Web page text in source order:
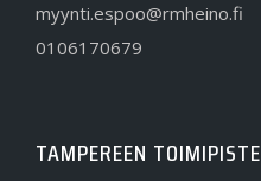
myynti.espoo@rmheino.fi
0106170679
TAMPEREEN TOIMIPISTE